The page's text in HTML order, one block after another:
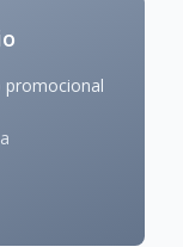
promocional